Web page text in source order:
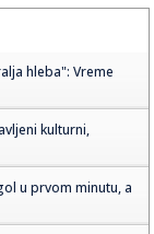
hleba": Vreme
kulturni,
u prvom minutu, a